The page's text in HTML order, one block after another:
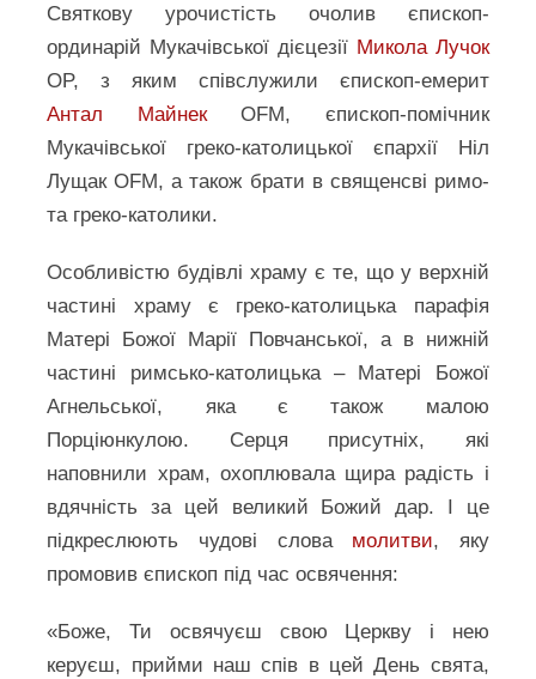
Святкову урочистість очолив єпископ-
ординарій Мукачівської дієцезії Микола Лучок
OP, з яким співслужили єпископ-емерит
Антал МайнекOFM, єпископ-помічник
Мукачівської греко-католицької єпархії Ніл
Лущак OFM, а також брати в священсві римо-
та греко-католики.
Особливістю будівлі храму є те, що у верхній
частині храму є греко-католицька парафія
Матері Божої Марії Повчанської, а в нижній
частині римсько-католицька – Матері Божої
Агнельської, яка є також малою
Порціюнкулою. Серця присутніх, які
наповнили храм, охоплювала щира радість і
вдячність за цей великий Божий дар. І це
підкреслюють чудові слова молитви, яку
промовив єпископ під час освячення:
«Боже, Ти освячуєш свою Церкву і нею
керуєш, прийми наш спів в цей День свята,